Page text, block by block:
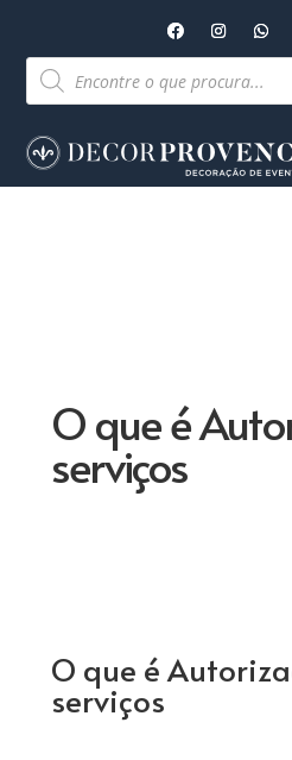
Pesquisar
produtos
O que é
serviços
O que é
serviços